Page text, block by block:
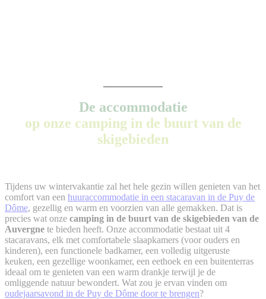
De accommodatie
op onze camping in de buurt van de
skigebieden
Tijdens uw wintervakantie zal het hele gezin willen genieten van het
comfort van een huuraccommodatie in een stacaravan in de Puy de
Dôme, gezellig en warm en voorzien van alle gemakken. Dat is
precies wat onze camping in de buurt van de skigebieden van de
Auvergne te bieden heeft. Onze accommodatie bestaat uit 4
stacaravans, elk met comfortabele slaapkamers (voor ouders en
kinderen), een functionele badkamer, een volledig uitgeruste
keuken, een gezellige woonkamer, een eethoek en een buitenterras
ideaal om te genieten van een warm drankje terwijl je de
omliggende natuur bewondert. Wat zou je ervan vinden om
oudejaarsavond in de Puy de Dôme door te brengen?